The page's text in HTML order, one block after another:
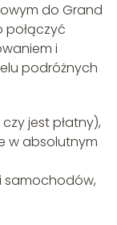
do Grand
połączyć
i
podróżnych
jest płatny),
w absolutnym
samochodów,